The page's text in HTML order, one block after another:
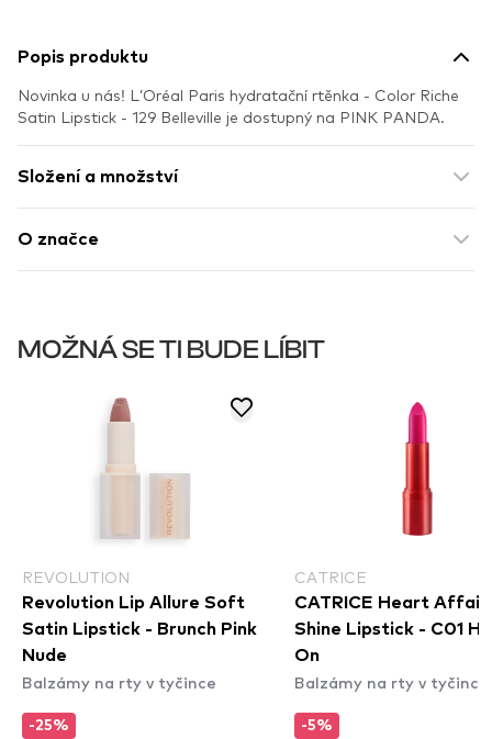
Popis produktu
Novinka u nás! L’Oréal Paris hydratační rtěnka - Color Riche
Satin Lipstick - 129 Belleville je dostupný na PINK PANDA.
Složení a množství
O značce
MOŽNÁ SE TI BUDE LÍBIT
REVOLUTION
Revolution Lip Allure Soft
Satin Lipstick - Brunch Pink
Nude
Balzámy na rty v tyčince
-25%
CATRICE
CATRICE Heart Affair
Shine Lipstick - C01
On
Balzámy na rty v tyčince
-5%